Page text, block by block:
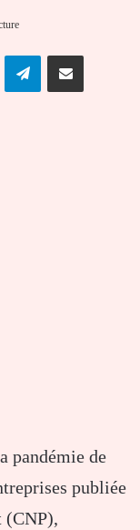
TelegramPartager par email
pandémie de
publiée
(CNP),